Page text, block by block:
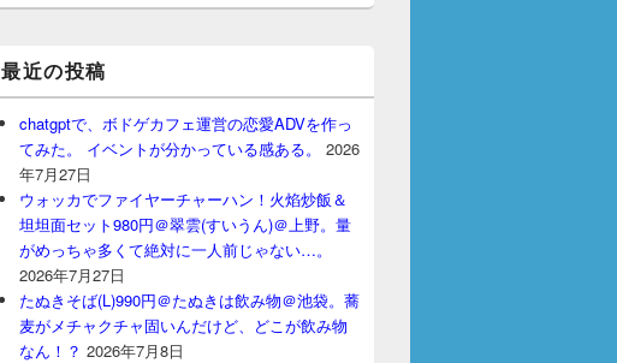
最近の投稿
chatgptで、ボドゲカフェ運営の恋愛ADVを作っ
てみた。 イベントが分かっている感ある。
2026
年7月27日
ウォッカでファイヤーチャーハン！火焰炒飯＆
坦坦面セット980円＠翠雲(すいうん)＠上野。量
がめっちゃ多くて絶対に一人前じゃない…。
2026年7月27日
たぬきそば(L)990円＠たぬきは飲み物＠池袋。蕎
麦がメチャクチャ固いんだけど、どこが飲み物
なん！？ 2026年7月8日